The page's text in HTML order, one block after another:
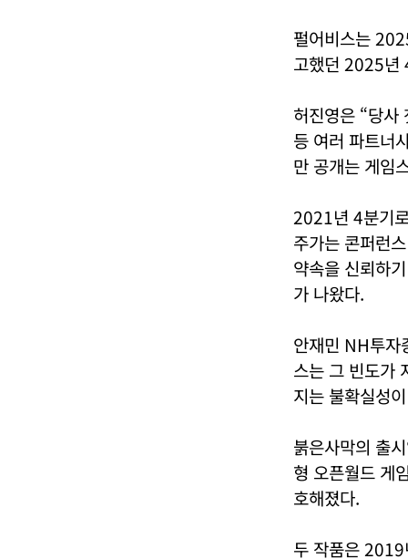
펄어비스는
고했던 2025년
허진영은 “당사
등 여러 파트너
만 공개는 게임
2021년 4분기
주가는 콘퍼런
약속을 신뢰하
가 나왔다.
안재민 NH투자
스는 그 빈도가
지는 불확실성
붉은사막의 출
형 오픈월드 게
호해졌다.
두 작품은 2019